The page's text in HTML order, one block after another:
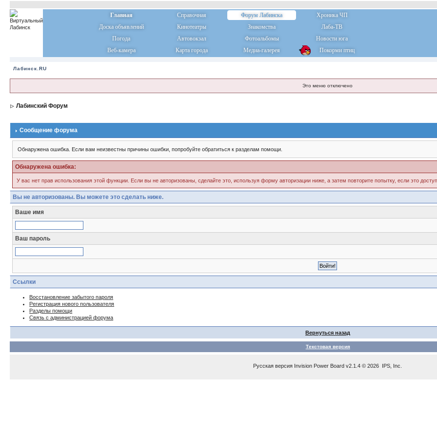
Главная Справочная Форум Лабинска
Хроника ЧП
Доска объявлений
Кинотеатры Знакомства
Лаба-ТВ
Погода
Автовокзал Фотоальбомы
Новости юга
Веб-камера
Карта города Медиа-галерея Покорми птиц
Лабинск.RU
Это меню отключено
Лабинский Форум
Сообщение форума
Обнаружена ошибка. Если вам неизвестны причины ошибки, попробуйте обратиться к разделам помощи.
Обнаружена ошибка:
У вас нет прав использования этой функции. Если вы не авторизованы, сделайте это, используя форму авторизации ниже, а затем повторите попытку, если это
Вы не авторизованы. Вы можете это сделать ниже.
Ваше имя
Ваш пароль
Ссылки
Восстановление забытого пароля
Регистрация нового пользователя
Разделы помощи
Связь с администрацией форума
Вернуться назад
Текстовая версия
Русская версия Invision Power Board v2.1.4 © 2026 IPS, Inc.